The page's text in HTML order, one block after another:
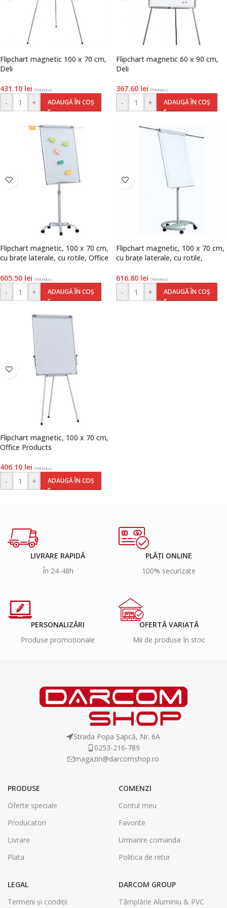
Flipchart magnetic 100 x 70 cm,
Deli
431.10 lei (TVA inclus)
- + ADAUGĂ ÎN COȘ
Flipchart magnetic 60 x 90 cm,
Deli
367.60 lei (TVA inclus)
- + ADAUGĂ ÎN COȘ
Flipchart magnetic, 100 x 70 cm,
cu brațe laterale, cu rotile, Office
605.50 lei (TVA inclus)
- + ADAUGĂ ÎN COȘ
Flipchart magnetic, 100 x 70 cm,
cu brațe laterale, cu rotile,
616.80 lei (TVA inclus)
- + ADAUGĂ ÎN COȘ
Flipchart magnetic, 100 x 70 cm,
Office Products
406.10 lei (TVA inclus)
- + ADAUGĂ ÎN COȘ
LIVRARE RAPIDĂ
În 24-48h
PLĂȚI ONLINE
100% securizate
PERSONALIZĂRI
Produse promoționale
OFERTĂ VARIATĂ
Mii de produse în stoc
Strada Popa Șapcă, Nr. 6A
0253-216-789
magazin@darcomshop.ro
PRODUSE
Oferte speciale
Producatori
Livrare
Plata
COMENZI
Contul meu
Favorite
Urmarire comanda
Politica de retur
LEGAL
Termeni și condiții
DARCOM GROUP
Tâmplărie Aluminiu & PVC